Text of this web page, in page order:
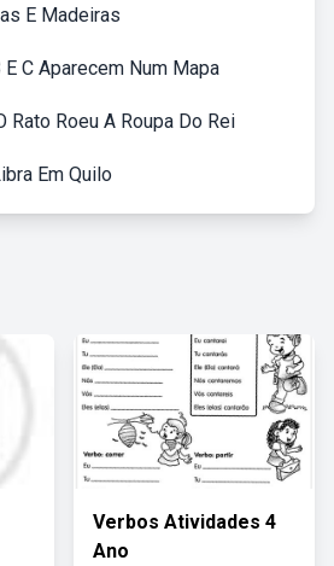
E Madeiras
C Aparecem Num Mapa
Rato Roeu A Roupa Do Rei
Em Quilo
Verbos Atividades 4
Ano